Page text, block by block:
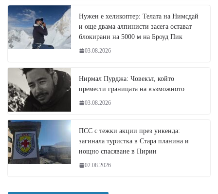
Нужен е хеликоптер: Телата на Нимсдай
и още двама алпинисти засега остават
блокирани на 5000 м на Броуд Пик
03.08.2026
Нирмал Пурджа: Човекът, който
премести границата на възможното
03.08.2026
ПСС с тежки акции през уикенда:
загинала туристка в Стара планина и
нощно спасяване в Пирин
02.08.2026